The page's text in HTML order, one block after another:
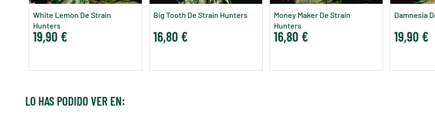
White Lemon De Strain
Hunters
19,90 €
Big Tooth De Strain Hunters
16,80 €
Money Maker De Strain
Hunters
16,80 €
Damnesia
19,90 €
LO HAS PODIDO VER EN: